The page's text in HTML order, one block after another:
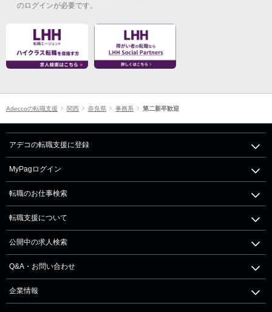
のログインが必要です。
Adeccoの転職支援 関西 奈良県 事務系 第二新卒歓迎
アデコの転職支援に登録
MyPagログイン
転職のお仕事検索
転職支援について
公開中の求人検索
Q&A・お問い合わせ
企業情報